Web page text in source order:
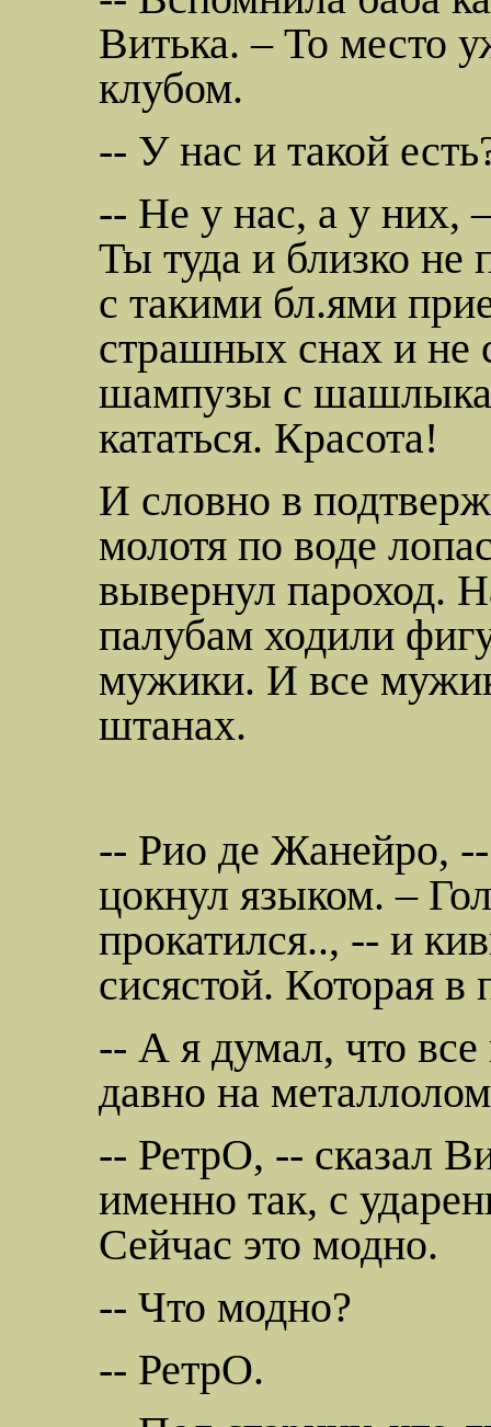
Витька. – То место
клубом.
-- У нас и такой
-- Не у нас, а у них,
Ты туда и близко не
с такими бл.ями
страшных снах и не
шампузы с
кататься. Красота!
И словно в
молотя по воде
вывернул пароход.
палубам ходили
мужики. И все
штанах.
-- Рио де Жанейро,
цокнул языком. –
прокатился.., -- и
сисястой. Которая в
-- А я думал, что
давно на
-- РетрО, -- сказал
именно так, с
Сейчас это модно.
-- Что модно?
-- РетрО.